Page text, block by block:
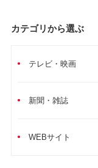
カテゴリから選ぶ
テレビ・映画
新聞・雑誌
WEBサイト